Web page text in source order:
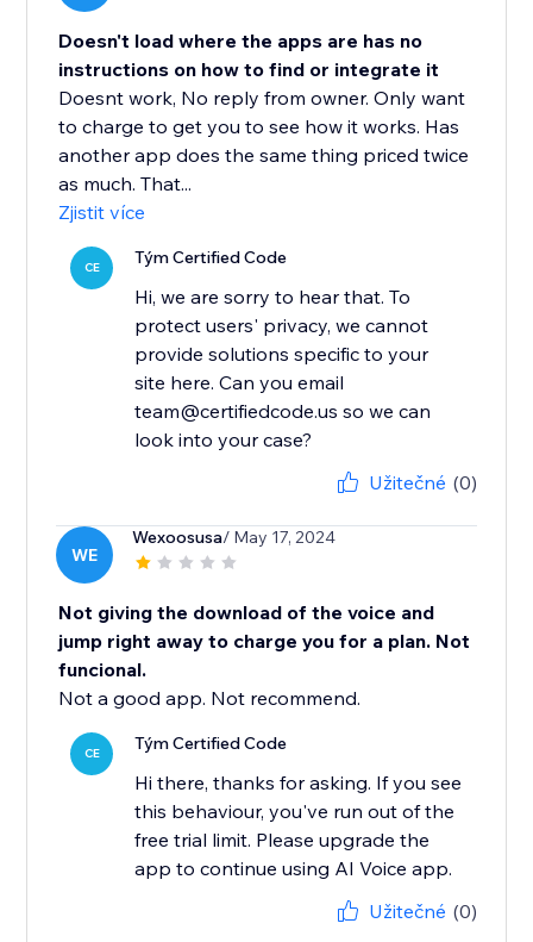
Doesn't load where the apps are has no
instructions on how to find or integrate it
Doesnt work, No reply from owner. Only want
to charge to get you to see how it works. Has
another app does the same thing priced twice
as much. That...
Zjistit více
CE Tým Certified Code
Hi, we are sorry to hear that. To
protect users' privacy, we cannot
provide solutions specific to your
site here. Can you email
team@certifiedcode.us so we can
look into your case?
Užitečné (0)
WE
Wexoosusa/ May 17, 2024
Not giving the download of the voice and
jump right away to charge you for a plan. Not
funcional.
Not a good app. Not recommend.
CE Tým Certified Code
Hi there, thanks for asking. If you see
this behaviour, you've run out of the
free trial limit. Please upgrade the
app to continue using AI Voice app.
Užitečné (0)